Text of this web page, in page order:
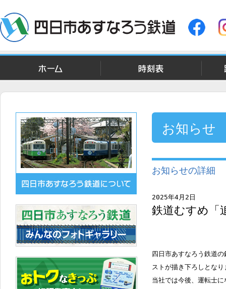
お知らせ
お知らせの詳細
2025年4月2日
鉄道むすめ「
四日市あすなろう鉄道
ストが描き下ろしとなり
当社では今後、運転士